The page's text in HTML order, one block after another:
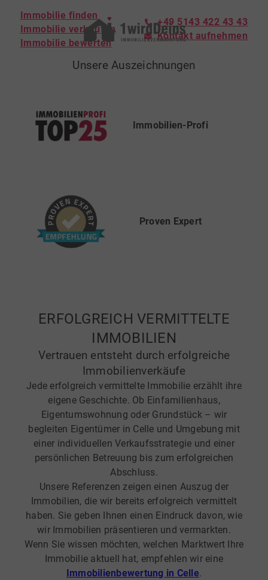
Immobilie finden
Immobilie verkaufen
Immobilie bewerten
+49 5143 422 43 43
Kontakt aufnehmen
Unsere Auszeichnungen
Immobilien-Profi
Proven Expert
ERFOLGREICH VERMITTELTE
IMMOBILIEN
Vertrauen entsteht durch erfolgreiche
Immobilienverkäufe
Jede erfolgreich vermittelte Immobilie erzählt ihre
eigene Geschichte. Ob Einfamilienhaus,
Eigentumswohnung oder Grundstück – wir
begleiten Eigentümer in Celle und Umgebung mit
einer individuellen Verkaufsstrategie und einer
persönlichen Betreuung bis zum erfolgreichen
Abschluss.
Unsere Referenzen zeigen einen Auszug der
Immobilien, die wir bereits erfolgreich vermittelt
haben. Sie geben Ihnen einen Eindruck davon, wie
wir Immobilien präsentieren und vermarkten.
Wenn Sie wissen möchten, welchen Marktwert Ihre
Immobilie aktuell hat, empfehlen wir eine
Immobilienbewertung in Celle.